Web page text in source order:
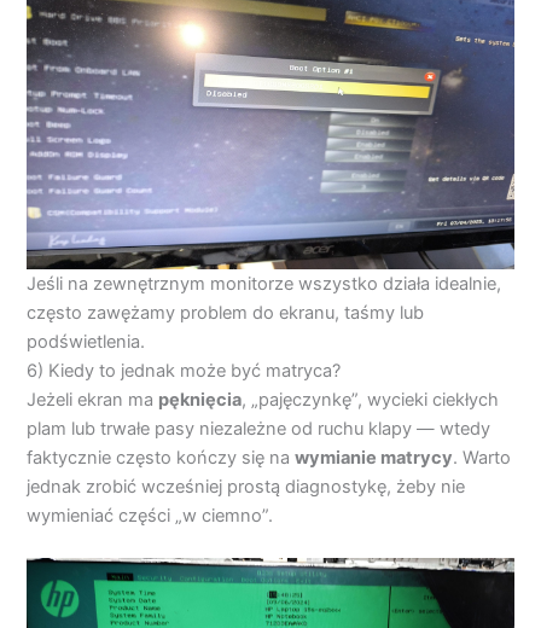
Jeśli na zewnętrznym monitorze wszystko działa idealnie,
często zawężamy problem do ekranu, taśmy lub
podświetlenia.
6) Kiedy to jednak może być matryca?
Jeżeli ekran ma pęknięcia, „pajęczynkę”, wycieki ciekłych
plam lub trwałe pasy niezależne od ruchu klapy — wtedy
faktycznie często kończy się nawymianie matrycy. Warto
jednak zrobić wcześniej prostą diagnostykę, żeby nie
wymieniać części „w ciemno”.